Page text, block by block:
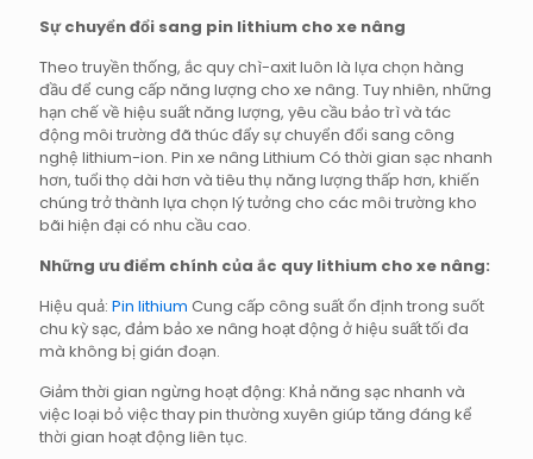
Sự chuyển đổi sang pin lithium cho xe nâng
Theo truyền thống, ắc quy chì-axit luôn là lựa chọn hàng
đầu để cung cấp năng lượng cho xe nâng. Tuy nhiên, những
hạn chế về hiệu suất năng lượng, yêu cầu bảo trì và tác
động môi trường đã thúc đẩy sự chuyển đổi sang công
nghệ lithium-ion. Pin xe nâng Lithium Có thời gian sạc nhanh
hơn, tuổi thọ dài hơn và tiêu thụ năng lượng thấp hơn, khiến
chúng trở thành lựa chọn lý tưởng cho các môi trường kho
bãi hiện đại có nhu cầu cao.
Những ưu điểm chính của ắc quy lithium cho xe nâng:
Hiệu quả: Pin lithium Cung cấp công suất ổn định trong suốt
chu kỳ sạc, đảm bảo xe nâng hoạt động ở hiệu suất tối đa
mà không bị gián đoạn.
Giảm thời gian ngừng hoạt động: Khả năng sạc nhanh và
việc loại bỏ việc thay pin thường xuyên giúp tăng đáng kể
thời gian hoạt động liên tục.